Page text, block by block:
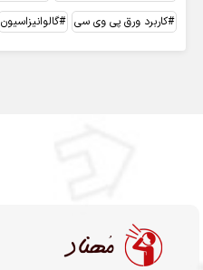
کاربرد ورق پی وی سی
گالوانیزاسیون